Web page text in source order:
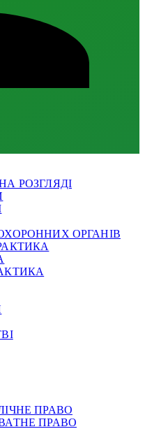
РОЗГЛЯДІ
ОРГАНІВ
ПРАВО
ПРАВО